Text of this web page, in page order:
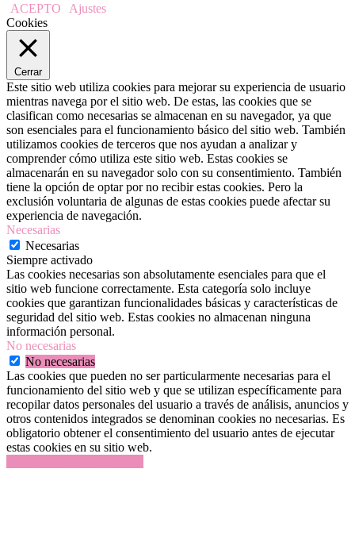
ACEPTO
Ajustes
Cookies
Cerrar
Este sitio web utiliza cookies para mejorar su experiencia de usuario
mientras navega por el sitio web. De estas, las cookies que se
clasifican como necesarias se almacenan en su navegador, ya que
son esenciales para el funcionamiento básico del sitio web. También
utilizamos cookies de terceros que nos ayudan a analizar y
comprender cómo utiliza este sitio web. Estas cookies se
almacenarán en su navegador solo con su consentimiento. También
tiene la opción de optar por no recibir estas cookies. Pero la
exclusión voluntaria de algunas de estas cookies puede afectar su
experiencia de navegación.
Necesarias
Necesarias
Siempre activado
Las cookies necesarias son absolutamente esenciales para que el
sitio web funcione correctamente. Esta categoría solo incluye
cookies que garantizan funcionalidades básicas y características de
seguridad del sitio web. Estas cookies no almacenan ninguna
información personal.
No necesarias
No necesarias
Las cookies que pueden no ser particularmente necesarias para el
funcionamiento del sitio web y que se utilizan específicamente para
recopilar datos personales del usuario a través de análisis, anuncios y
otros contenidos integrados se denominan cookies no necesarias. Es
obligatorio obtener el consentimiento del usuario antes de ejecutar
estas cookies en su sitio web.